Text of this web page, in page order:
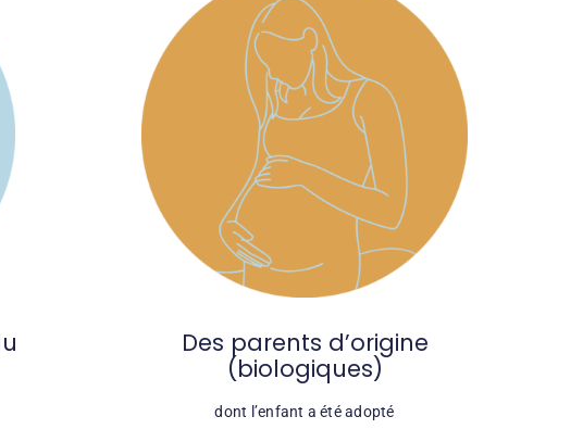
Des parents d’origine
(biologiques)
dont l’enfant a été adopté